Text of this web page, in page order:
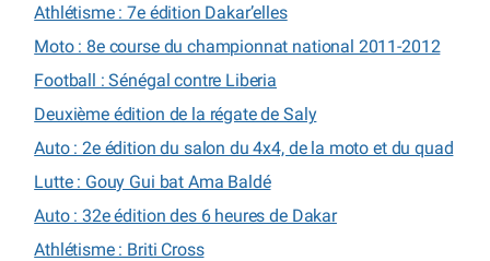
Athlétisme : 7e édition Dakar’elles
Moto : 8e course du championnat national 2011-2012
Football : Sénégal contre Liberia
Deuxième édition de la régate de Saly
Auto : 2e édition du salon du 4x4, de la moto et du quad
Lutte : Gouy Gui bat Ama Baldé
Auto : 32e édition des 6 heures de Dakar
Athlétisme : Briti Cross